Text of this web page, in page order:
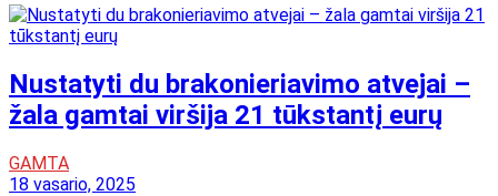
Nustatyti du brakonieriavimo atvejai –
žala gamtai viršija 21 tūkstantį eurų
GAMTA
18 vasario, 2025